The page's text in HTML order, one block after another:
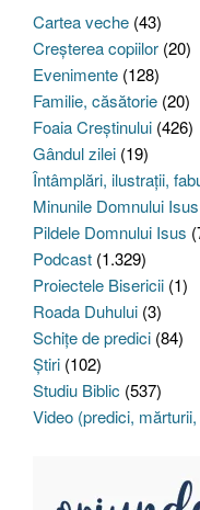
Cartea veche(43)
Creşterea copiilor(20)
Evenimente(128)
Familie, căsătorie(20)
Foaia Creştinului(426)
Gândul zilei(19)
Întâmplări, ilustraţii,
Minunile Domnului Isus
Pildele Domnului Isus
Podcast(1.329)
Proiectele Bisericii(1)
Roada Duhului(3)
Schiţe de predici(84)
Ştiri(102)
Studiu Biblic (537)
Video (predici,